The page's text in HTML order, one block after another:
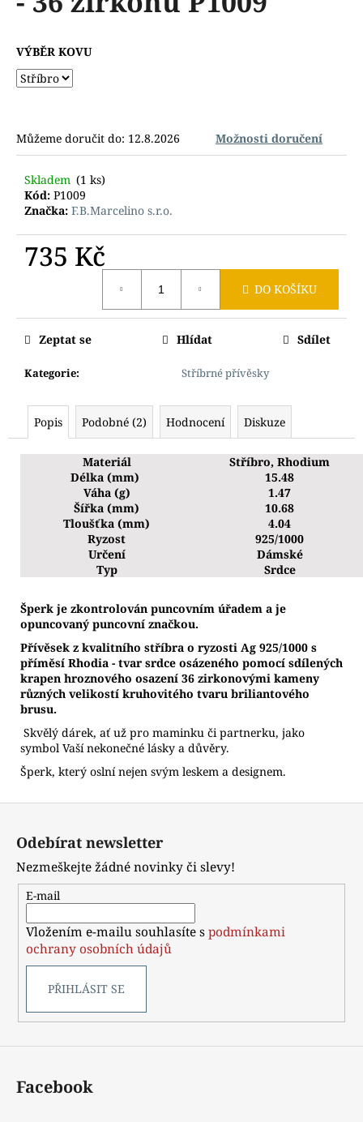
z
VÝBĚR KOVU
Můžeme doručit do: 12.8.2026 Možnosti doručení
Skladem (1 ks)
Kód: P1009
Značka: F.B.Marcelino s.r.o.
735 Kč
DO KOŠÍKU
Kategorie: Stříbrné přívěsky
Zeptat se Hlídat Sdílet
Popis Podobné (2) Hodnocení Diskuze
Materiál
Stříbro, Rhodium
Délka (mm)
15.48
Váha (g)
1.47
Šířka (mm)
10.68
Tloušťka (mm)
4.04
Ryzost
925/1000
Určení
Dámské
Typ
Srdce
Šperk je zkontrolován puncovním úřadem a je
opuncovaný puncovní značkou.
Přívěsek z kvalitního stříbra o ryzosti Ag 925/1000 s
příměsí Rhodia - tvar srdce osázeného pomocí sdílených
krapen hroznového osazení 36 zirkonovými kameny
různých velikostí kruhovitého tvaru briliantového
brusu.
Skvělý dárek, ať už pro maminku či partnerku, jako
symbol Vaší nekonečné lásky a důvěry.
Šperk, který oslní nejen svým leskem a designem.
e
m
e
Z
Odebírat newsletter
Nezmeškejte žádné novinky či slevy!
E-mail
Vložením e-mailu souhlasíte spodmínkami
ochrany osobních údajů
PŘIHLÁSIT SE
Facebook